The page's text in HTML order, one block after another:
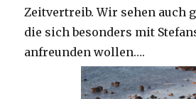
Zeitvertreib. Wir sehen auch
die sich besonders mit
anfreunden wollen….